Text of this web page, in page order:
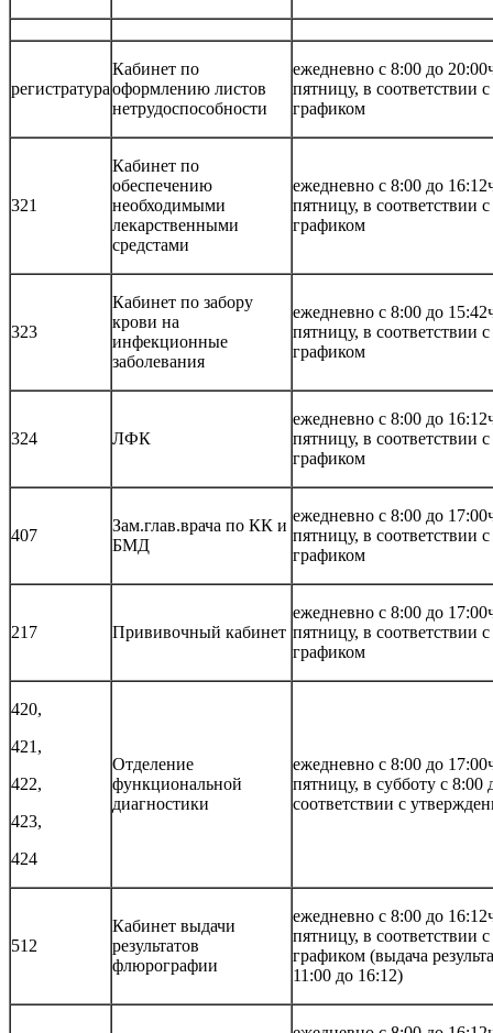
регистратура
Кабинет по
оформлению листов
нетрудоспособности
ежедневно с 8:00 до
пятницу, в соответствии
графиком
321
Кабинет по
обеспечению
необходимыми
лекарственными
средстами
ежедневно с 8:00 до
пятницу, в соответствии
графиком
323
Кабинет по забору
крови на
инфекционные
заболевания
ежедневно с 8:00 до
пятницу, в соответствии
графиком
324 ЛФК
ежедневно с 8:00 до
пятницу, в соответствии
графиком
407
Зам.глав.врача по КК и
БМД
ежедневно с 8:00 до
пятницу, в соответствии
графиком
217 Прививочный кабинет
ежедневно с 8:00 до
пятницу, в соответствии
графиком
420,
421,
422,
423,
424
Отделение
функциональной
диагностики
ежедневно с 8:00 до
пятницу, в субботу с 8:00
соответствии с
512
Кабинет выдачи
результатов
флюрографии
ежедневно с 8:00 до
пятницу, в соответствии
графиком (выдача
11:00 до 16:12)